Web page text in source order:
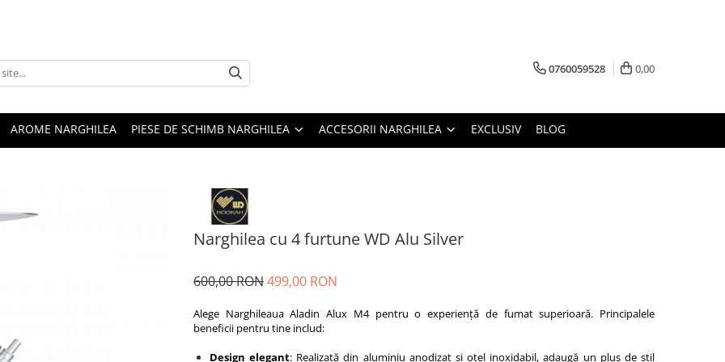
0760059528 0,00
AROME NARGHILEA PIESE DE SCHIMB NARGHILEA ACCESORII NARGHILEA EXCLUSIV BLOG
Narghilea cu 4 furtune WD Alu Silver
600,00 RON499,00 RON
Alege Narghileaua Aladin Alux M4 pentru o experiență de fumat superioară. Principalele
beneficii pentru tine includ:
Design elegant: Realizată din aluminiu anodizat și oțel inoxidabil, adaugă un plus de stil